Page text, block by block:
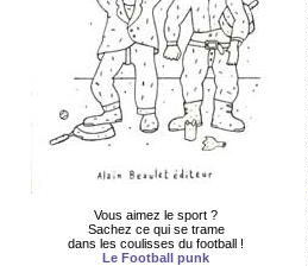
Vous aimez le sport ?
Sachez ce qui se trame
dans les coulisses du football !
Le Football punk